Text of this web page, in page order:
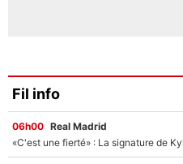
Fil info
06h00 Real Madrid